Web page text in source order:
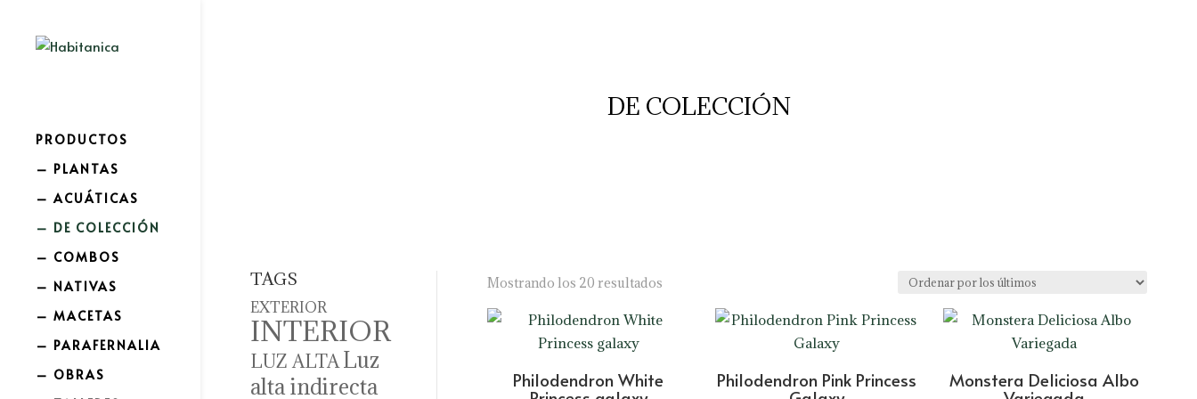
PRODUCTOS
– PLANTAS
– ACUÁTICAS
– DE COLECCIÓN
– COMBOS
– NATIVAS
– MACETAS
– PARAFERNALIA
– OBRAS
DE COLECCIÓN
TAGS
EXTERIOR
INTERIOR
LUZ ALTALuz
alta indirecta
Mostrando los 20 resultadosOrdenado
los
Philodendron White Philodendron Pink Princess Monstera Deliciosa Albo